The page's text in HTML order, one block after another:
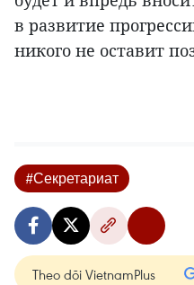
в развитие
никого не оставит
#Секретариат
Theo dõi VietnamPlus